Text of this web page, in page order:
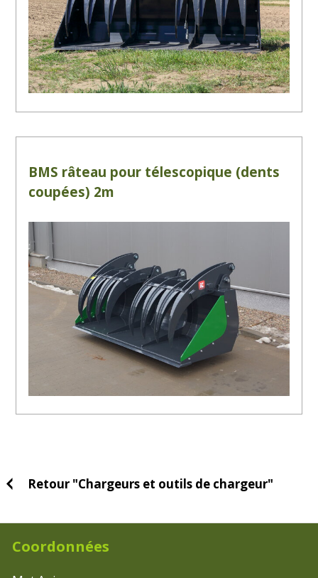
BMS râteau pour télescopique (dents
coupées) 2m
Retour "Chargeurs et outils de chargeur"
Coordonnées